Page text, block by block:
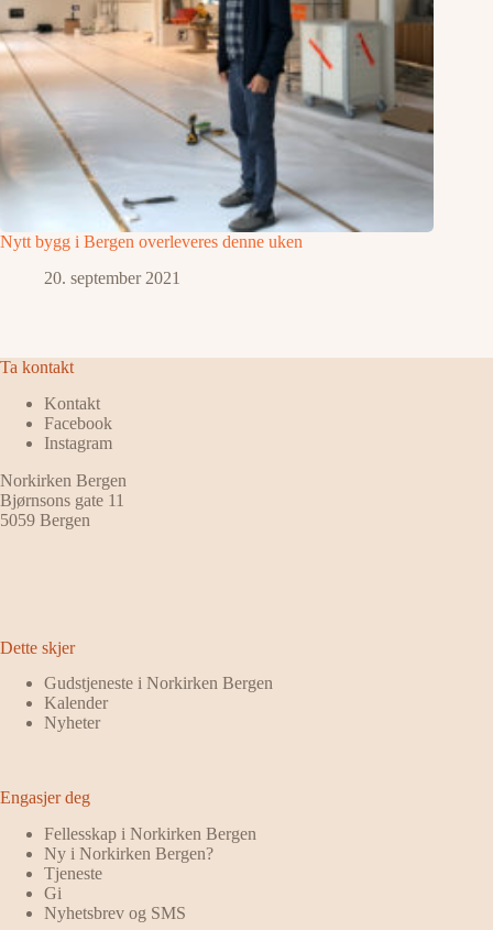
Nytt bygg i Bergen overleveres denne uken
20. september 2021
Ta kontakt
Kontakt
Facebook
Instagram
Norkirken Bergen
Bjørnsons gate 11
5059 Bergen
Dette skjer
Gudstjeneste i Norkirken Bergen
Kalender
Nyheter
Engasjer deg
Fellesskap i Norkirken Bergen
Ny i Norkirken Bergen?
Tjeneste
Gi
Nyhetsbrev og SMS